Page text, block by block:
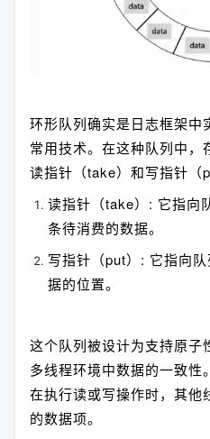
环形队列确实是日志框架中
常用技术。在这种队列中，
读指针（take）和写指针（
读指针（take）: 它指向
条待消费的数据。
写指针（put）: 它指向
据的位置。
这个队列被设计为支持原子
多线程环境中数据的一致性
在执行读或写操作时，其他
的数据项。